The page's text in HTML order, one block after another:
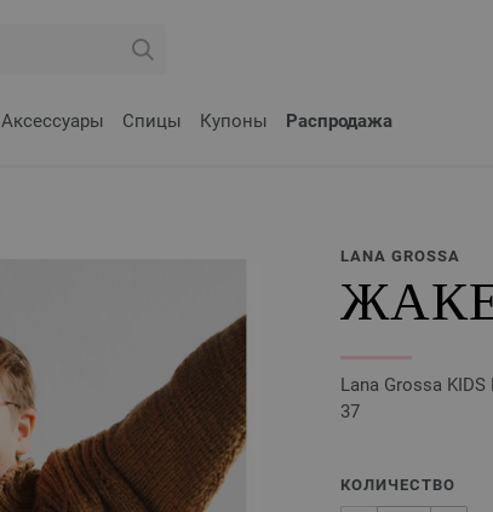
Аксессуары Спицы Купоны Распродажа
LANA GROSSA
Lana Grossa
37
КОЛИЧЕСТВО